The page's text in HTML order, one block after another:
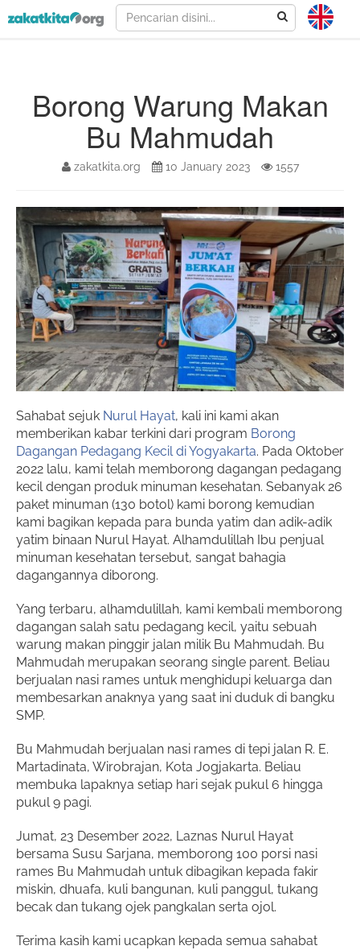
Borong Warung Makan
Bu Mahmudah
zakatkita.org 10 January 2023 1557
Sahabat sejuk Nurul Hayat, kali ini kami akan
memberikan kabar terkini dari program Borong
Dagangan Pedagang Kecil di Yogyakarta. Pada Oktober
2022 lalu, kami telah memborong dagangan pedagang
kecil dengan produk minuman kesehatan. Sebanyak 26
paket minuman (130 botol) kami borong kemudian
kami bagikan kepada para bunda yatim dan adik-adik
yatim binaan Nurul Hayat. Alhamdulillah Ibu penjual
minuman kesehatan tersebut, sangat bahagia
dagangannya diborong.
Yang terbaru, alhamdulillah, kami kembali memborong
dagangan salah satu pedagang kecil, yaitu sebuah
warung makan pinggir jalan milik Bu Mahmudah. Bu
Mahmudah merupakan seorang single parent. Beliau
berjualan nasi rames untuk menghidupi keluarga dan
membesarkan anaknya yang saat ini duduk di bangku
SMP.
Bu Mahmudah berjualan nasi rames di tepi jalan R. E.
Martadinata, Wirobrajan, Kota Jogjakarta. Beliau
membuka lapaknya setiap hari sejak pukul 6 hingga
pukul 9 pagi.
Jumat, 23 Desember 2022, Laznas Nurul Hayat
bersama Susu Sarjana, memborong 100 porsi nasi
rames Bu Mahmudah untuk dibagikan kepada fakir
miskin, dhuafa, kuli bangunan, kuli panggul, tukang
becak dan tukang ojek pangkalan serta ojol.
Terima kasih kami ucapkan kepada semua sahabat